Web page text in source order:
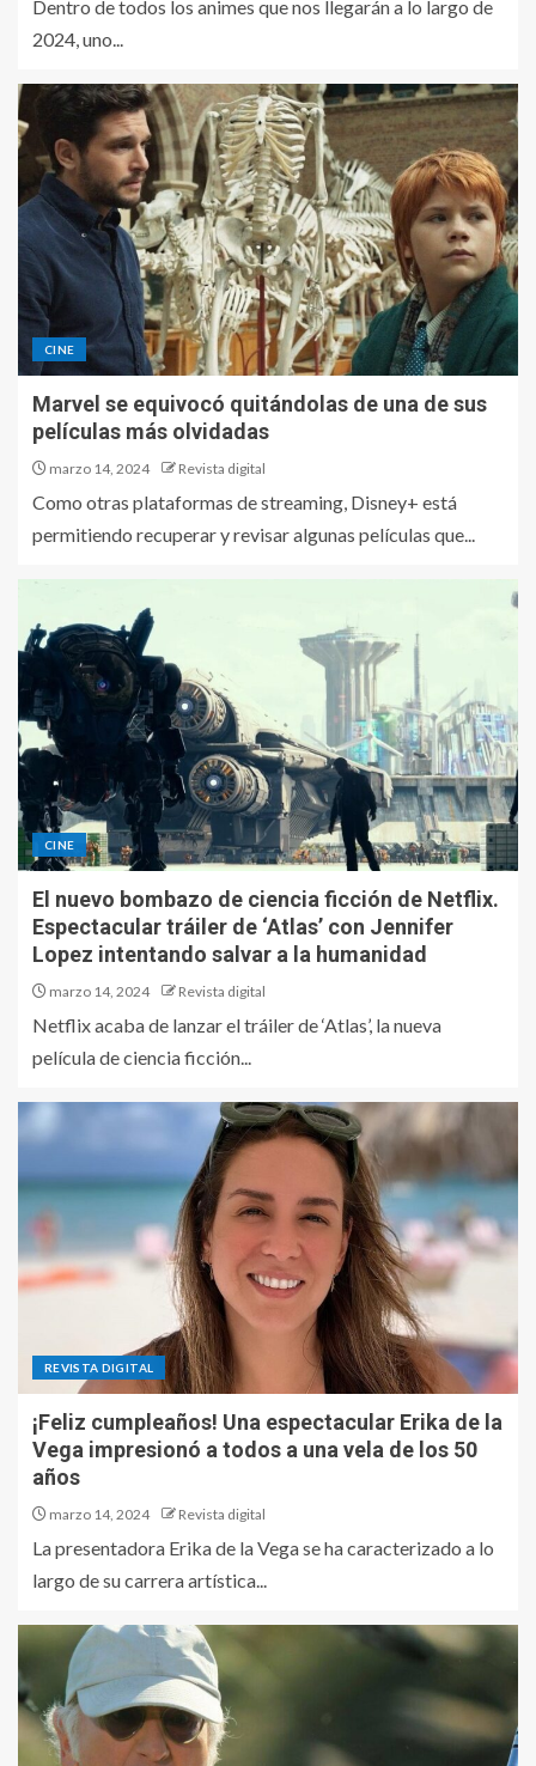
Dentro de todos los animes que nos llegarán a lo largo de
2024, uno...
CINE
Marvel se equivocó quitándolas de una de sus
películas más olvidadas
marzo 14, 2024 Revista digital
Como otras plataformas de streaming, Disney+ está
permitiendo recuperar y revisar algunas películas que...
CINE
El nuevo bombazo de ciencia ficción de Netflix.
Espectacular tráiler de ‘Atlas’ con Jennifer
Lopez intentando salvar a la humanidad
marzo 14, 2024 Revista digital
Netflix acaba de lanzar el tráiler de ‘Atlas’, la nueva
película de ciencia ficción...
REVISTA DIGITAL
¡Feliz cumpleaños! Una espectacular Erika de la
Vega impresionó a todos a una vela de los 50
años
marzo 14, 2024 Revista digital
La presentadora Erika de la Vega se ha caracterizado a lo
largo de su carrera artística...